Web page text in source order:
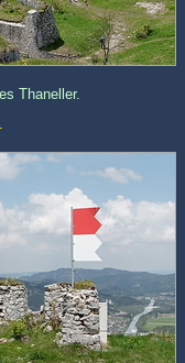
Thaneller.